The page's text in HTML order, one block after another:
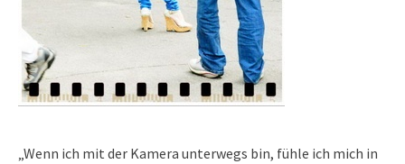
„Wenn ich mit der Kamera unterwegs bin, fühle ich mich in